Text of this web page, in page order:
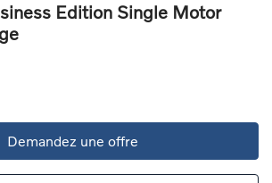
Edition Single Motor
Demandez une offre